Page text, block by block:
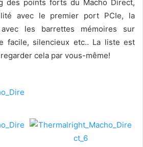
des points forts du Macho Direct,
avec le premier port PCIe, la
les barrettes mémoires sur
facile, silencieux etc.. La liste est
cela par vous-même!